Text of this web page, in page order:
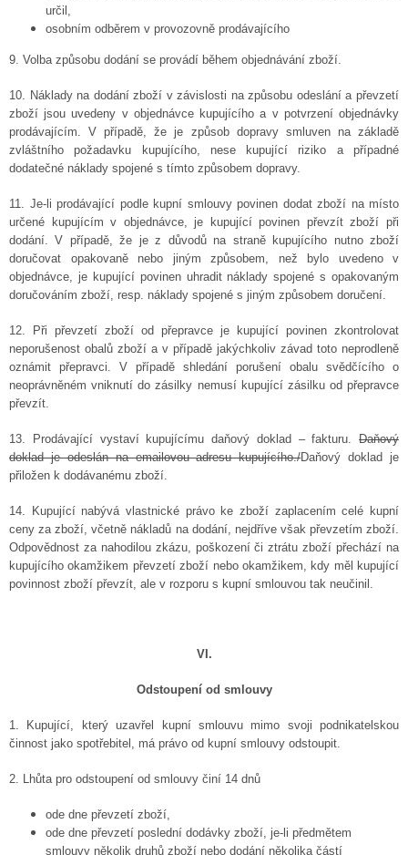
určil,
osobním odběrem v provozovně prodávajícího
9. Volba způsobu dodání se provádí během objednávání zboží.
10. Náklady na dodání zboží v závislosti na způsobu odeslání a převzetí
zboží jsou uvedeny v objednávce kupujícího a v potvrzení objednávky
prodávajícím. V případě, že je způsob dopravy smluven na základě
zvláštního požadavku kupujícího, nese kupující riziko a případné
dodatečné náklady spojené s tímto způsobem dopravy.
11. Je-li prodávající podle kupní smlouvy povinen dodat zboží na místo
určené kupujícím v objednávce, je kupující povinen převzít zboží při
dodání. V případě, že je z důvodů na straně kupujícího nutno zboží
doručovat opakovaně nebo jiným způsobem, než bylo uvedeno v
objednávce, je kupující povinen uhradit náklady spojené s opakovaným
doručováním zboží, resp. náklady spojené s jiným způsobem doručení.
12. Při převzetí zboží od přepravce je kupující povinen zkontrolovat
neporušenost obalů zboží a v případě jakýchkoliv závad toto neprodleně
oznámit přepravci. V případě shledání porušení obalu svědčícího o
neoprávněném vniknutí do zásilky nemusí kupující zásilku od přepravce
převzít.
13. Prodávající vystaví kupujícímu daňový doklad – fakturu. Daňový
doklad je odeslán na emailovou adresu kupujícího./Daňový doklad je
přiložen k dodávanému zboží.
14. Kupující nabývá vlastnické právo ke zboží zaplacením celé kupní
ceny za zboží, včetně nákladů na dodání, nejdříve však převzetím zboží.
Odpovědnost za nahodilou zkázu, poškození či ztrátu zboží přechází na
kupujícího okamžikem převzetí zboží nebo okamžikem, kdy měl kupující
povinnost zboží převzít, ale v rozporu s kupní smlouvou tak neučinil.
VI.
Odstoupení od smlouvy
1. Kupující, který uzavřel kupní smlouvu mimo svoji podnikatelskou
činnost jako spotřebitel, má právo od kupní smlouvy odstoupit.
2. Lhůta pro odstoupení od smlouvy činí 14 dnů
ode dne převzetí zboží,
ode dne převzetí poslední dodávky zboží, je-li předmětem
smlouvy několik druhů zboží nebo dodání několika částí